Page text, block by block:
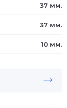
37 мм.
37 мм.
10 мм.